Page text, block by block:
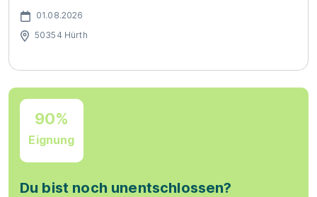
01.08.2026
50354 Hürth
90%
Eignung
Du bist noch unentschlossen?